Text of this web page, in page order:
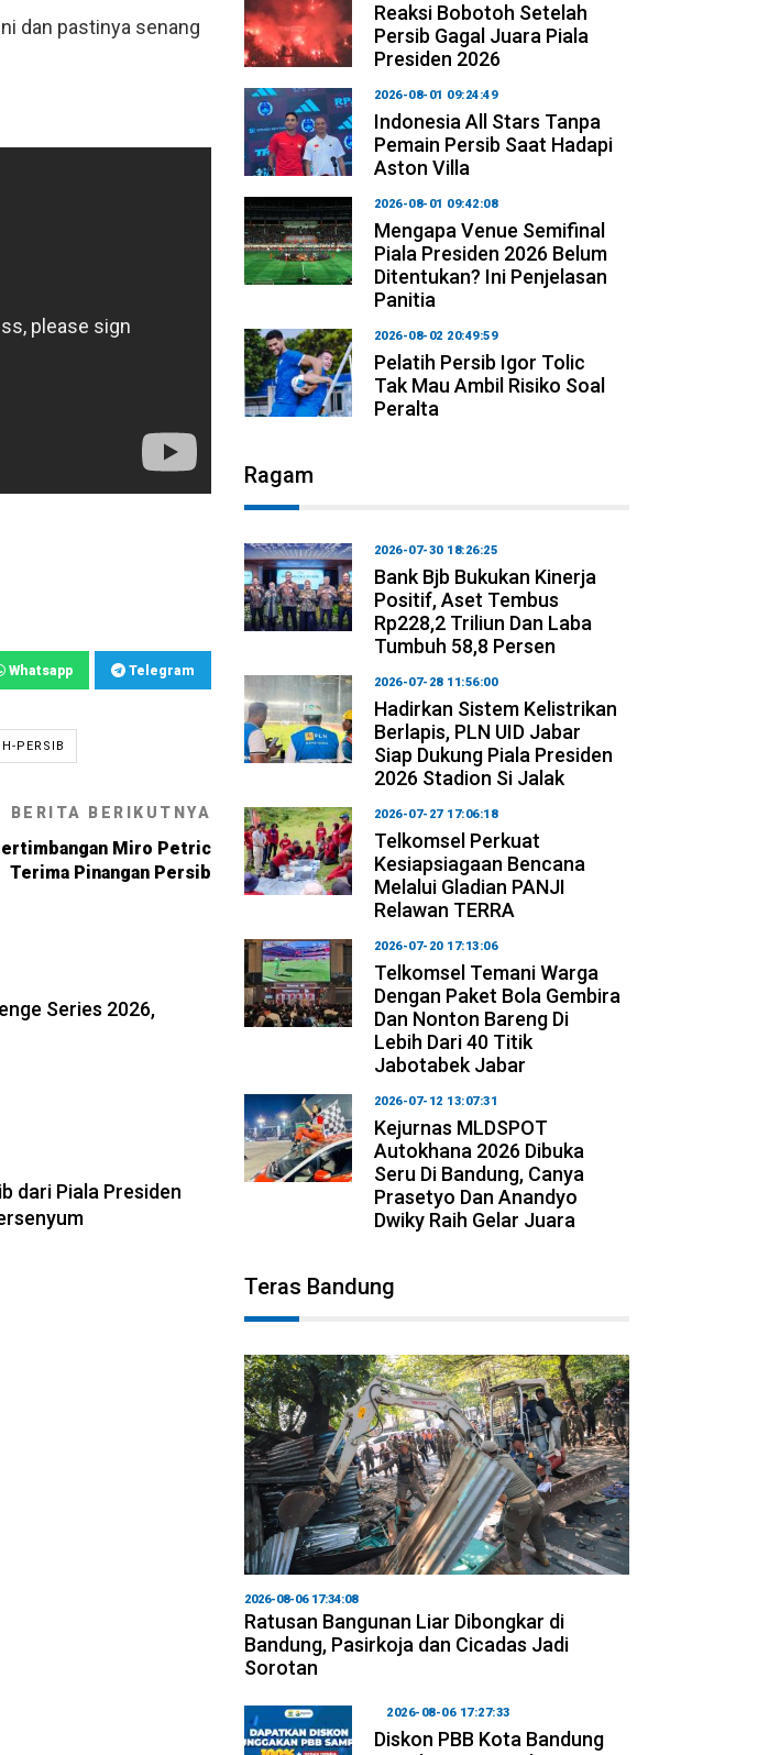
dan pastinya senang
Whatsapp Telegram
PERSIB
BERITA BERIKUTNYA
Miro Petric
Terima Pinangan Persib
Series 2026,
dari Piala Presiden
Reaksi Bobotoh Setelah
Persib Gagal Juara Piala
Presiden 2026
2026-08-01 09:24:49
Indonesia All Stars Tanpa
Pemain Persib Saat Hadapi
Aston Villa
2026-08-01 09:42:08
Mengapa Venue Semifinal
Piala Presiden 2026 Belum
Ditentukan? Ini Penjelasan
Panitia
2026-08-02 20:49:59
Pelatih Persib Igor Tolic
Tak Mau Ambil Risiko Soal
Peralta
Ragam
2026-07-30 18:26:25
Bank Bjb Bukukan Kinerja
Positif, Aset Tembus
Rp228,2 Triliun Dan Laba
Tumbuh 58,8 Persen
2026-07-28 11:56:00
Hadirkan Sistem Kelistrikan
Berlapis, PLN UID Jabar
Siap Dukung Piala Presiden
2026 Stadion Si Jalak
2026-07-27 17:06:18
Telkomsel Perkuat
Kesiapsiagaan Bencana
Melalui Gladian PANJI
Relawan TERRA
2026-07-20 17:13:06
Telkomsel Temani Warga
Dengan Paket Bola Gembira
Dan Nonton Bareng Di
Lebih Dari 40 Titik
Jabotabek Jabar
2026-07-12 13:07:31
Kejurnas MLDSPOT
Autokhana 2026 Dibuka
Seru Di Bandung, Canya
Prasetyo Dan Anandyo
Dwiky Raih Gelar Juara
Teras Bandung
2026-08-06 17:34:08
Ratusan Bangunan Liar Dibongkar di
Bandung, Pasirkoja dan Cicadas Jadi
Sorotan
2026-08-06 17:27:33
Diskon PBB Kota Bandung